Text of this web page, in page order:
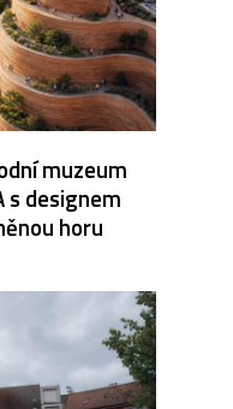
muzeum
s designem
horu